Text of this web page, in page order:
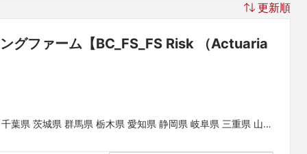
更新順
グファーム【BC_FS_FS Risk （Actuaria
葉県 茨城県 群馬県 栃木県 愛知県 静岡県 岐阜県 三重県 山梨